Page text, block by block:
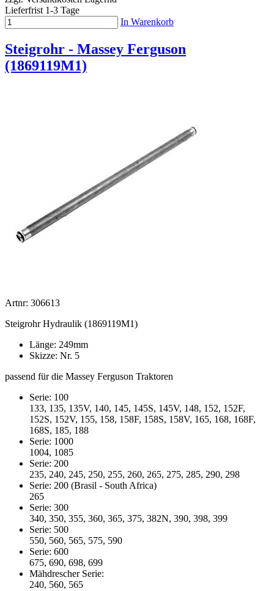
Lieferfrist 1-3 Tage
In Warenkorb
Steigrohr - Massey Ferguson
(1869119M1)
Artnr: 306613
Steigrohr Hydraulik (1869119M1)
Länge: 249mm
Skizze: Nr. 5
passend für die Massey Ferguson Traktoren
Serie: 100
133, 135, 135V, 140, 145, 145S, 145V, 148, 152, 152F,
152S, 152V, 155, 158, 158F, 158S, 158V, 165, 168, 168F,
168S, 185, 188
Serie: 1000
1004, 1085
Serie: 200
235, 240, 245, 250, 255, 260, 265, 275, 285, 290, 298
Serie: 200 (Brasil - South Africa)
265
Serie: 300
340, 350, 355, 360, 365, 375, 382N, 390, 398, 399
Serie: 500
550, 560, 565, 575, 590
Serie: 600
675, 690, 698, 699
Mähdrescher Serie:
240, 560, 565